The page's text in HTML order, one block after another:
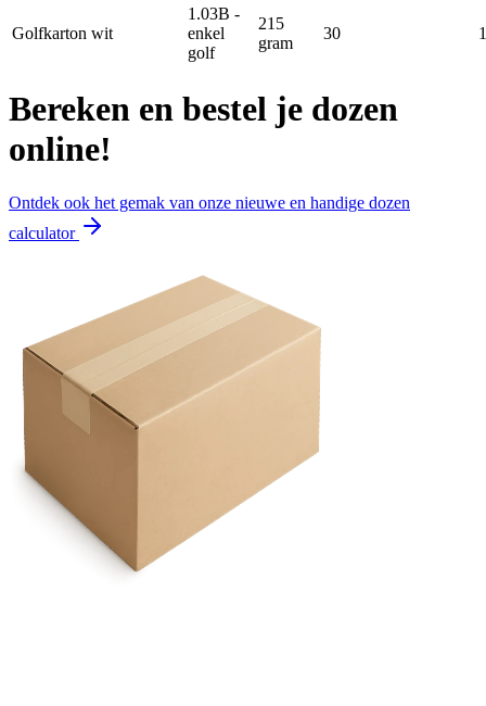
Golfkarton wit
1.03B -
enkel
golf
215
gram
30
Bereken en bestel je dozen
online!
Ontdek ook het gemak van onze nieuwe en handige dozen
calculator